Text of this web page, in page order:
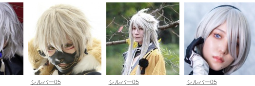
シルバー05 シルバー05 シルバー05